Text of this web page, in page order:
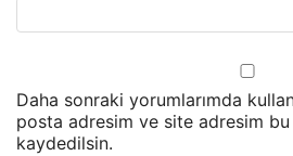
Daha sonraki yorumlarımda
posta adresim ve site adresim bu
kaydedilsin.